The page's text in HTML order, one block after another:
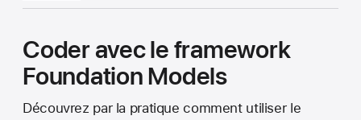
Coder avec le framework
Foundation Models
Découvrez par la pratique comment utiliser le